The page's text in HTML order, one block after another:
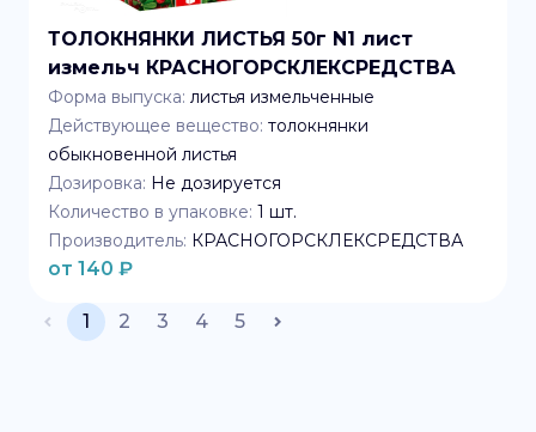
ТОЛОКНЯНКИ ЛИСТЬЯ 50г N1 лист
измельч КРАСНОГОРСКЛЕКСРЕДСТВА
Форма выпуска: листья измельченные
Действующее вещество: толокнянки
обыкновенной листья
Дозировка: Не дозируется
Количество в упаковке: 1 шт.
Производитель: КРАСНОГОРСКЛЕКСРЕДСТВА
от 140 ₽
1 2 3 4 5